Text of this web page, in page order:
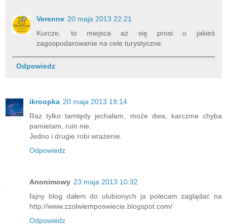
Verenne 20 maja 2013 22:21
Kurcze, to miejsca aż się prosi o jakieś
zagospodarowanie na cele turystyczne.
Odpowiedz
ikroopka 20 maja 2013 19:14
Raz tylko tamtędy jechałam, może dwa, karczme chyba
pamietam, ruin nie.
Jedno i drugie robi wrażenie.
Odpowiedz
Anonimowy 23 maja 2013 10:32
fajny blog dałem do ulubionych ja polecam zaglądać na
http://www.zzolwiemposwiecie.blogspot.com/
Odpowiedz